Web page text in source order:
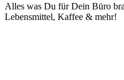
Alles was Du für Dein Büro
Lebensmittel, Kaffee & mehr!